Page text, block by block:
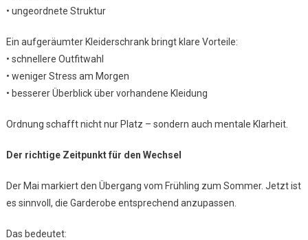
• ungeordnete Struktur
Ein aufgeräumter Kleiderschrank bringt klare Vorteile:
• schnellere Outfitwahl
• weniger Stress am Morgen
• besserer Überblick über vorhandene Kleidung
Ordnung schafft nicht nur Platz – sondern auch mentale Klarheit.
Der richtige Zeitpunkt für den Wechsel
Der Mai markiert den Übergang vom Frühling zum Sommer. Jetzt ist
es sinnvoll, die Garderobe entsprechend anzupassen.
Das bedeutet: